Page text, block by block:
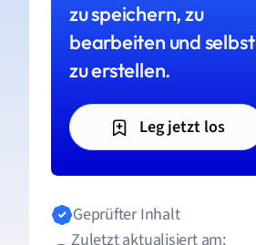
zu speichern, zu
bearbeiten und selbst
zu erstellen.
Leg jetzt los
Geprüfter Inhalt
Zuletzt aktualisiert am: